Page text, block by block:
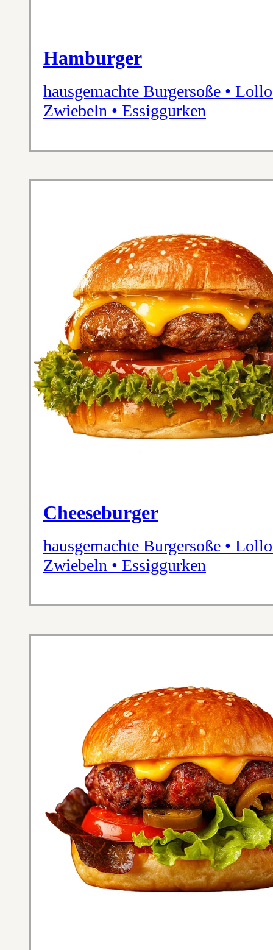
Hamburger
hausgemachte Burgersoße •
Zwiebeln • Essiggurken
Cheeseburger
hausgemachte Burgersoße •
Zwiebeln • Essiggurken